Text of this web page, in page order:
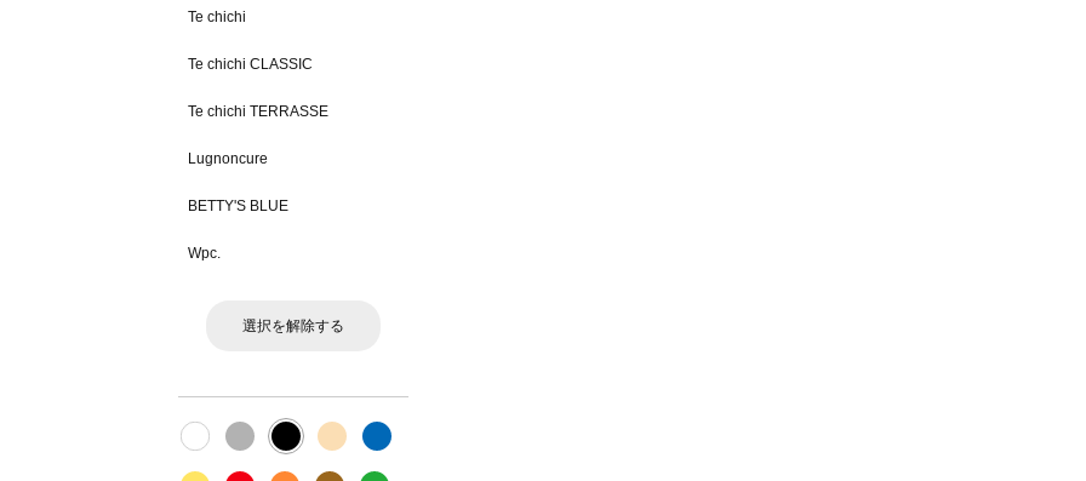
Te chichi
Te chichi CLASSIC
Te chichi TERRASSE
Lugnoncure
BETTY'S BLUE
Wpc.
選択を解除する